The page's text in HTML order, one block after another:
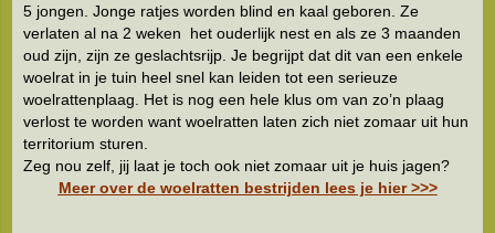
5 jongen. Jonge ratjes worden blind en kaal geboren. Ze
verlaten al na 2 weken het ouderlijk nest en als ze 3 maanden
oud zijn, zijn ze geslachtsrijp. Je begrijpt dat dit van een enkele
woelrat in je tuin heel snel kan leiden tot een serieuze
woelrattenplaag. Het is nog een hele klus om van zo’n plaag
verlost te worden want woelratten laten zich niet zomaar uit hun
territorium sturen.
Zeg nou zelf, jij laat je toch ook niet zomaar uit je huis jagen?
Meer over de woelratten bestrijden lees je hier >>>